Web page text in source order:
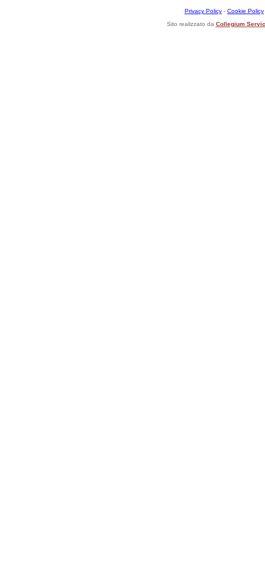
Privacy Policy - Cookie Policy
Sito realizzato da Collegium